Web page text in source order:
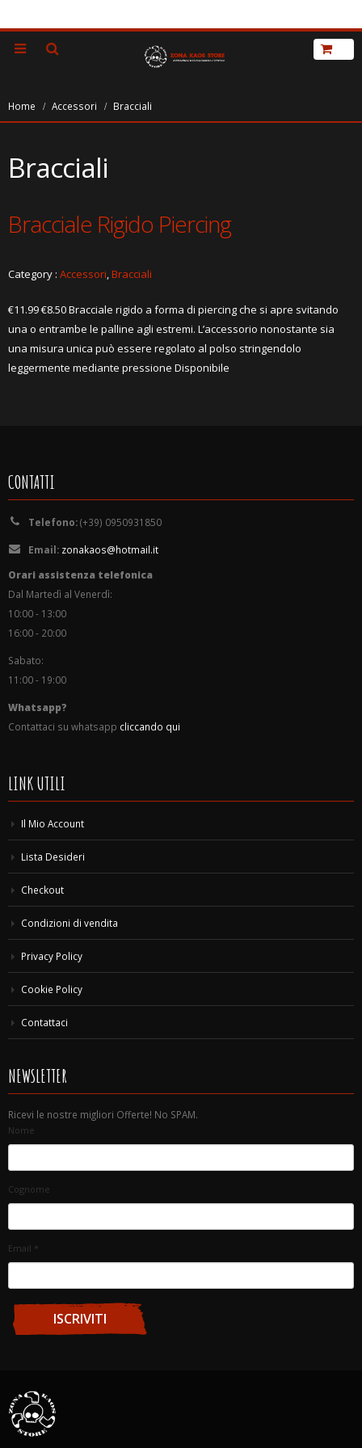
Home Accessori Bracciali
Bracciali
Bracciale Rigido Piercing
Category : Accessori,Bracciali
€11.99 €8.50 Bracciale rigido a forma di piercing che si apre svitando
una o entrambe le palline agli estremi. L’accessorio nonostante sia
una misura unica può essere regolato al polso stringendolo
leggermente mediante pressione Disponibile
CONTATTI
Telefono:(+39) 0950931850
Email: zonakaos@hotmail.it
Orari assistenza telefonica
Dal Martedì al Venerdì:
10:00 - 13:00
16:00 - 20:00
Sabato:
11:00 - 19:00
Whatsapp?
Contattaci su whatsapp cliccando qui
LINK UTILI
Il Mio Account
Lista Desideri
Checkout
Condizioni di vendita
Privacy Policy
Cookie Policy
Contattaci
NEWSLETTER
Ricevi le nostre migliori Offerte! No SPAM.
Nome
Cognome
Email *